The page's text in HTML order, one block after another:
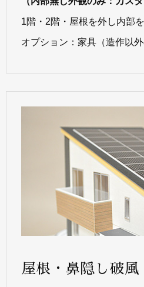
1階・2階・屋根を外し内部
オプション：家具（造作以外
屋根・鼻隠し破風